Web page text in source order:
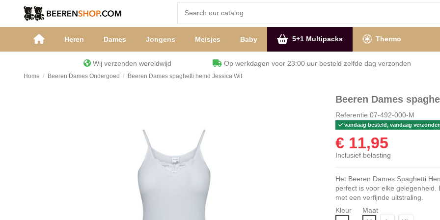
Heren Dames Jongens Meisjes Baby 5+1 Multipacks Thermo
Wij verzenden wereldwijd Op werkdagen voor 23:00 uur besteld zelfde dag
Home Beeren Dames Ondergoed Beeren Dames spaghetti hemd Jessica Wit
Beeren Dames
Referentie 07-492-000-M
vandaag besteld, vandaag
€ 11,95
Inclusief belasting
Het Beeren Dames Spaghetti
perfect is voor elke
met een verfijnde uitstraling.
Kleur
Maat